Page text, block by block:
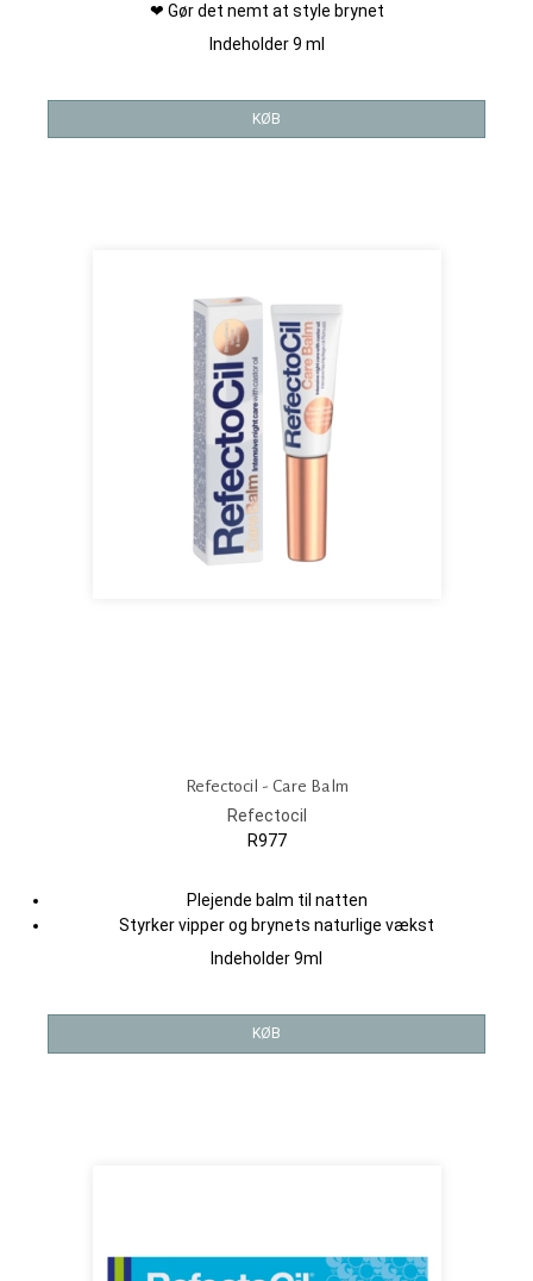
❤ Gør det nemt at style brynet
Indeholder 9 ml
KØB
Refectocil - Care Balm
Refectocil
R977
Plejende balm til natten
Styrker vipper og brynets naturlige vækst
Indeholder 9ml
KØB